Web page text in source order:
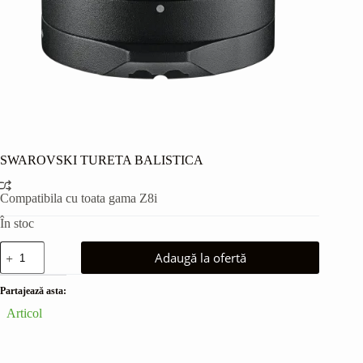
SWAROVSKI TURETA BALISTICA
Compatibila cu toata gama Z8i
În stoc
Cantitate
SWAROVSKI
TURETA
BALISTICA
Adaugă la ofertă
Partajează asta:
Articol